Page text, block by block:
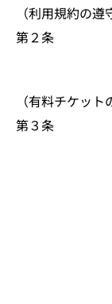
（利用規約の遵
第２条
（有料チケット
第３条